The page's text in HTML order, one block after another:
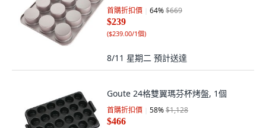
首購折扣價 64%$669
$239
($239.00/1個)
8/11 星期二 預計送達
Goute 24格雙翼瑪芬杯烤盤, 1個
首購折扣價 58%$1,128
$466